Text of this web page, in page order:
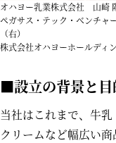
オハヨー乳業株式会社 山崎
ペガサス・テック・ベンチャ
（右）
株式会社オハヨーホールディ
■設立の背景と目
当社はこれまで、牛
クリームなど幅広い